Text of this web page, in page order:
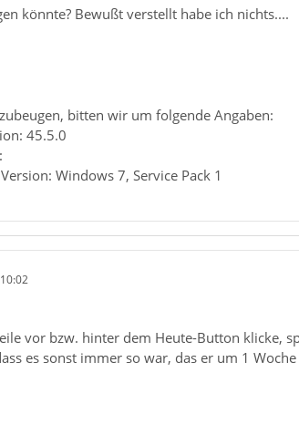
könnte? Bewußt verstellt habe ich nichts....
bitten wir um folgende Angaben:
45.5.0
Windows 7, Service Pack 1
vor bzw. hinter dem Heute-Button klicke,
es sonst immer so war, das er um 1